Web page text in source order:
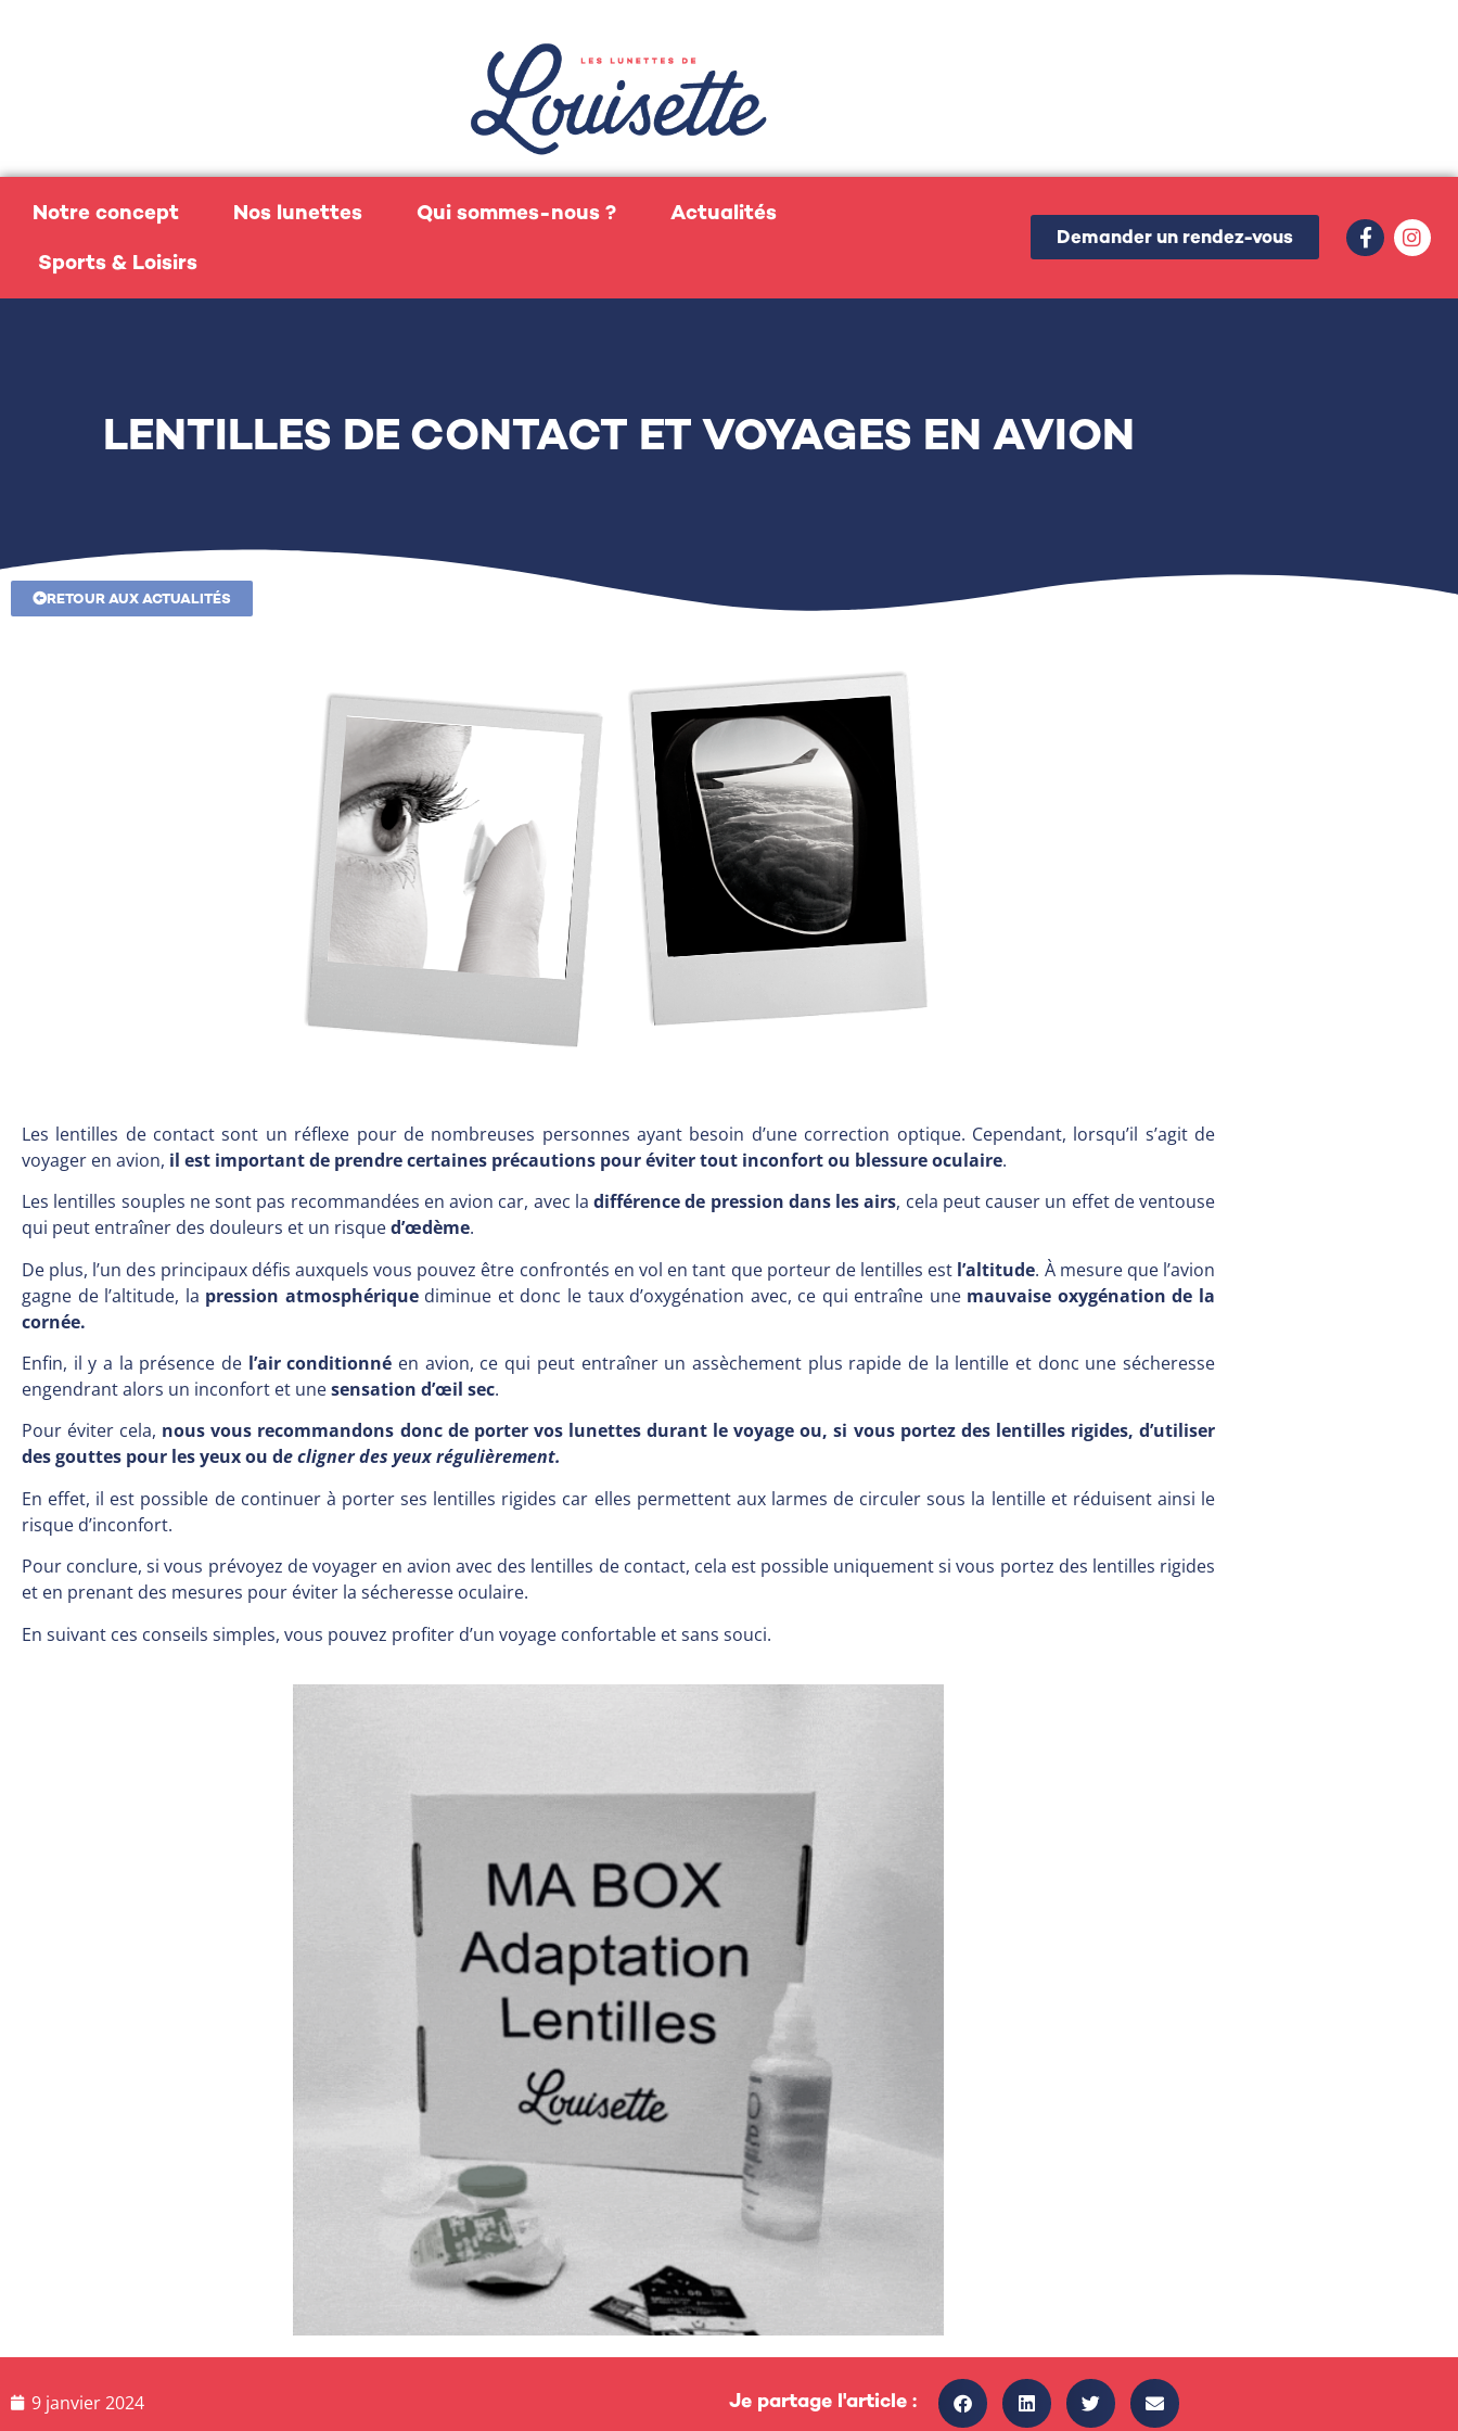
Notre concept Nos lunettes Qui sommes-nous ?
Actualités
Sports & Loisirs
Demander un rendez-vous
LENTILLES DE CONTACT ET VOYAGES EN AVION
RETOUR AUX ACTUALITÉS
Les lentilles de contact sont un réflexe pour de nombreuses personnes ayant besoin d’une correction optique. Cependant, lorsqu’il s’agit de
voyager en avion, il est important de prendre certaines précautions pour éviter tout inconfort ou blessure oculaire.
Les lentilles souples ne sont pas recommandées en avion car, avec la différence de pression dans les airs, cela peut causer un effet de ventouse
qui peut entraîner des douleurs et un risqued’œdème.
De plus, l’un des principaux défis auxquels vous pouvez être confrontés en vol en tant que porteur de lentilles est l’altitude. À mesure que l’avion
gagne de l’altitude, la pression atmosphériquediminue et donc le taux d’oxygénation avec, ce qui entraîne une mauvaise oxygénation de la
cornée.
Enfin, il y a la présence de l’air conditionné en avion, ce qui peut entraîner un assèchement plus rapide de la lentille et donc une sécheresse
engendrant alors un inconfort et unesensation d’œil sec.
Pour éviter cela, nous vous recommandons donc de porter vos lunettes durant le voyage ou, si vous portez des lentilles rigides, d’utiliser
des gouttes pour les yeux ou de cligner des yeux régulièrement.
En effet, il est possible de continuer à porter ses lentilles rigides car elles permettent aux larmes de circuler sous la lentille et réduisent ainsi le
risque d’inconfort.
Pour conclure, si vous prévoyez de voyager en avion avec des lentilles de contact, cela est possible uniquement si vous portez des lentilles rigides
et en prenant des mesures pour éviter la sécheresse oculaire.
En suivant ces conseils simples, vous pouvez profiter d’un voyage confortable et sans souci.
9 janvier 2024 Je partage l'article :